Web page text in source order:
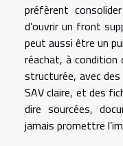
préfèrent
d’ouvrir un front
peut aussi être un
réachat, à condition
structurée, avec
SAV claire, et des
dire sourcées,
jamais promettre